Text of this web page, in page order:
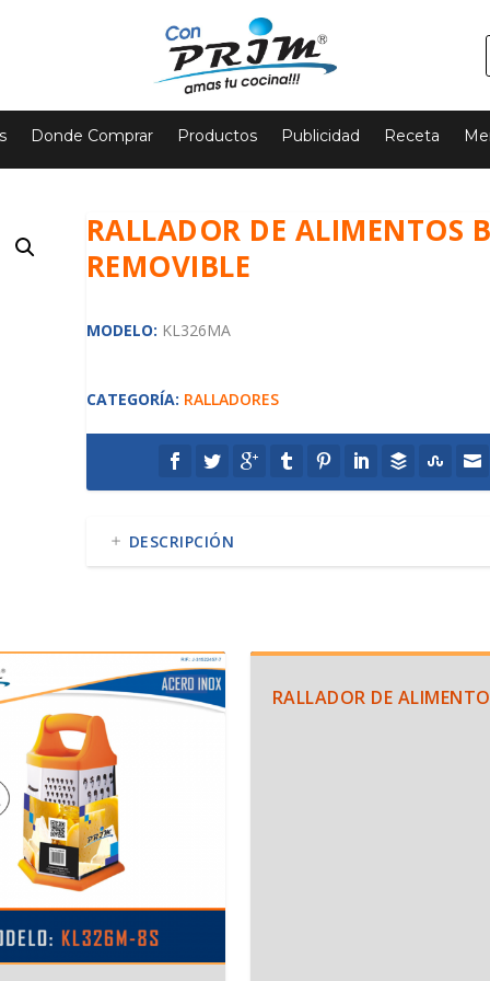
Donde Comprar Productos Publicidad Receta
RALLADOR DE ALIMENTOS
REMOVIBLE
MODELO: KL326MA
CATEGORÍA: RALLADORES
DESCRIPCIÓN
RALLADOR DE